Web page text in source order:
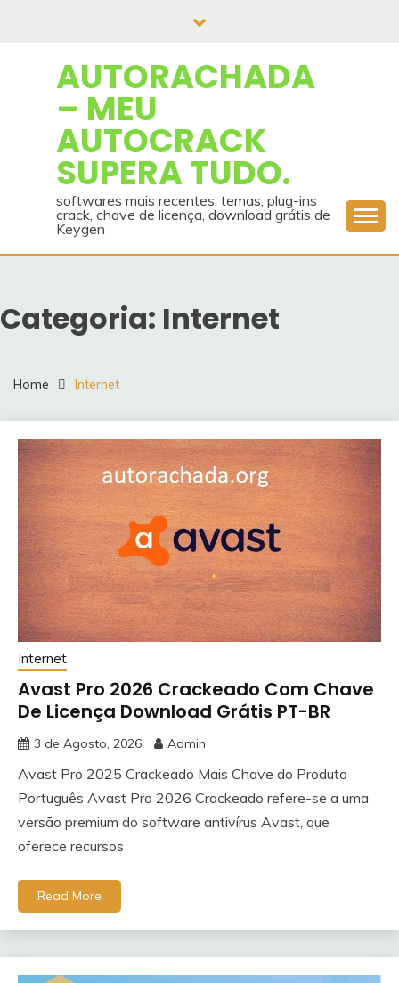
AUTORACHADA
– MEU
AUTOCRACK
SUPERA TUDO.
softwares mais recentes, temas, plug-ins
crack, chave de licença, download grátis de
Keygen
Categoria: Internet
Home Internet
Internet
Avast Pro 2026 Crackeado Com Chave
De Licença Download Grátis PT-BR
3 de Agosto, 2026 Admin
Avast Pro 2025 Crackeado Mais Chave do Produto
Português Avast Pro 2026 Crackeado refere-se a uma
versão premium do software antivírus Avast, que
oferece recursos
Read More